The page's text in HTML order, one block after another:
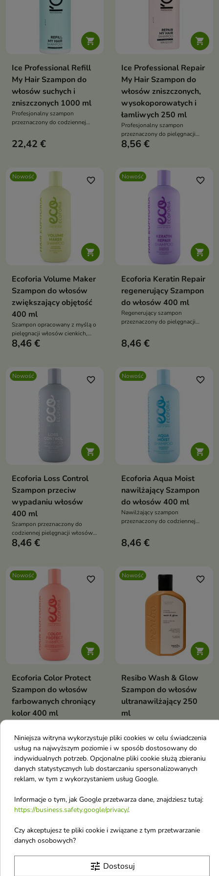

Ice Professional Refill
My Hair Szampon do
włosów suchych i
zniszczonych 1000 ml
Profesjonalny szampon
przeznaczony do codziennej
zniszczonych i pozbawionych
witalności.
22,42 €

Ice Professional Repair
My Hair Szampon do
włosów zniszczonych,
wysokoporowatych i
łamliwych 250 ml
Profesjonalny szampon
przeznaczony do pielęgnacji
włosów osłabionych,
8,56 €
Nowość

favorite_border
Ecoforia Volume Maker
Szampon do włosów
zwiększający objętość
400 ml
Szampon opracowany z myślą o
pielęgnacji włosów cienkich,
delikatnych i pozbawionych
8,46 €
Nowość

favorite_border
Ecoforia Keratin Repair
regenerujący Szampon
do włosów 400 ml
Regenerujący szampon
przeznaczony do pielęgnacji
osłabionych i podatnych na
łamanie.
8,46 €
Nowość

favorite_border
Ecoforia Loss Control
Szampon przeciw
wypadaniu włosów
400 ml
Szampon przeznaczony do
codziennej pielęgnacji włosów
osłabionych i skłonnych do
8,46 €
Nowość

favorite_border
Ecoforia Aqua Moist
nawilżający Szampon
do włosów 400 ml
Nawilżający szampon
przeznaczony do codziennej
odwodnionych i pozbawionych
blasku.
8,46 €
Nowość

favorite_border
Ecoforia Color Protect
Szampon do włosów
farbowanych chroniący
kolor 400 ml
pomagając chronić
intensywność koloru przed
przedwczesnym blaknięciem.
8,46 €
Nowość

favorite_border
Resibo Wash & Glow
Szampon do włosów
ultranawilżający 250
ml
włosów i skóry głowy.
Delikatnie, a jednocześnie
skutecznie oczyszcza, wspiera
nawilżenie, wygładza pasma
oraz pomaga przywrócić im
miękkość, elastyczność i
12,20 €
favorite_border
Niniejsza witryna wykorzystuje pliki cookies w celu świadczenia
usług na najwyższym poziomie i w sposób dostosowany do
indywidualnych potrzeb. Opcjonalne pliki cookie służą zbieraniu
danych statystycznych lub dostarczaniu spersonalizowanych
reklam, w tym z wykorzystaniem usług Google.
Informacje o tym, jak Google przetwarza dane, znajdziesz tutaj:
https://business.safety.google/privacy/.
Czy akceptujesz te pliki cookie i związane z tym przetwarzanie
danych osobowych?
tune Dostosuj